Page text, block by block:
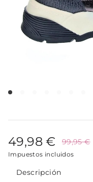
49,98 € 99,95 €
Impuestos incluidos
Descripción